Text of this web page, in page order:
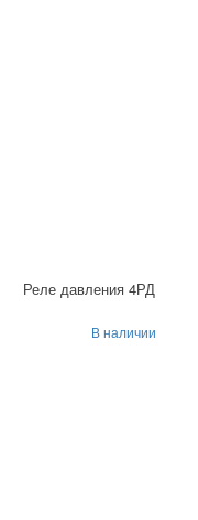
Реле давления 4РД
В наличии